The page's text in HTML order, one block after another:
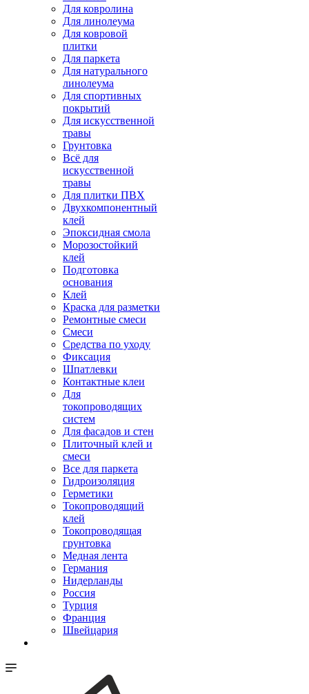
Для ковролина
Для линолеума
Для ковровой
плитки
Для паркета
Для натурального
линолеума
Для спортивных
покрытий
Для искусственной
травы
Грунтовка
Всё для
искусственной
травы
Для плитки ПВХ
Двухкомпонентный
клей
Эпоксидная смола
Морозостойкий
клей
Подготовка
основания
Клей
Краска для разметки
Ремонтные смеси
Смеси
Средства по уходу
Фиксация
Шпатлевки
Контактные клеи
Для
токопроводящих
систем
Для фасадов и стен
Плиточный клей и
смеси
Все для паркета
Гидроизоляция
Герметики
Токопроводящий
клей
Токопроводящая
грунтовка
Медная лента
Германия
Нидерланды
Россия
Турция
Франция
Швейцария